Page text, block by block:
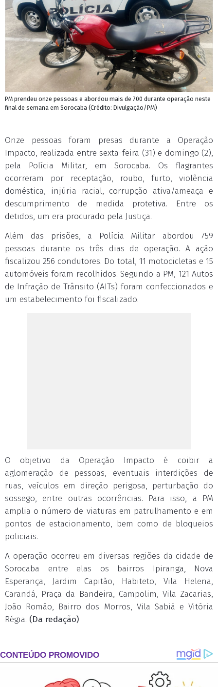
PM prendeu onze pessoas e abordou mais de 700 durante operação neste
final de semana em Sorocaba (Crédito: Divulgação/PM)
Onze pessoas foram presas durante a Operação
Impacto, realizada entre sexta-feira (31) e domingo (2),
pela Polícia Militar, em Sorocaba. Os flagrantes
ocorreram por receptação, roubo, furto, violência
doméstica, injúria racial, corrupção ativa/ameaça e
descumprimento de medida protetiva. Entre os
detidos, um era procurado pela Justiça.
Além das prisões, a Polícia Militar abordou 759
pessoas durante os três dias de operação. A ação
fiscalizou 256 condutores. Do total, 11 motocicletas e 15
automóveis foram recolhidos. Segundo a PM, 121 Autos
de Infração de Trânsito (AITs) foram confeccionados e
um estabelecimento foi fiscalizado.
O objetivo da Operação Impacto é coibir a
aglomeração de pessoas, eventuais interdições de
ruas, veículos em direção perigosa, perturbação do
sossego, entre outras ocorrências. Para isso, a PM
amplia o número de viaturas em patrulhamento e em
pontos de estacionamento, bem como de bloqueios
policiais.
A operação ocorreu em diversas regiões da cidade de
Sorocaba entre elas os bairros Ipiranga, Nova
Esperança, Jardim Capitão, Habiteto, Vila Helena,
Carandá, Praça da Bandeira, Campolim, Vila Zacarias,
João Romão, Bairro dos Morros, Vila Sabiá e Vitória
Régia. (Da redação)